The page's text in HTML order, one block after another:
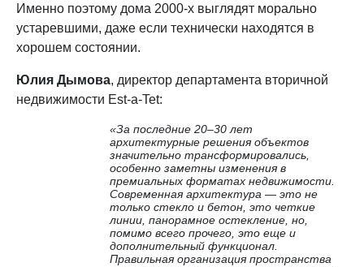
Именно поэтому дома 2000-х выглядят морально
устаревшими, даже если технически находятся в
хорошем состоянии.
Юлия Дымова, директор департамента вторичной
недвижимости Est-a-Tet:
«За последние 20–30 лет
архитектурные решения объектов
значительно трансформировались,
особенно заметны изменения в
премиальных форматах недвижимости.
Современная архитектура — это не
только стекло и бетон, это четкие
линии, панорамное остекление, но,
помимо всего прочего, это еще и
дополнительный функционал.
Правильная организация пространства